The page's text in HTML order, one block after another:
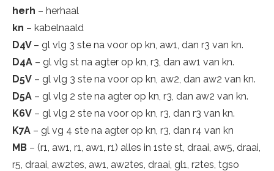
herh – herhaal
kn – kabelnaald
D4V – gl vlg 3 ste na voor op kn, aw1, dan r3 van kn.
D4A – gl vlg st na agter op kn, r3, dan aw1 van kn.
D5V – gl vlg 3 ste na voor op kn, aw2, dan aw2 van kn.
D5A – gl vlg 2 ste na agter op kn, r3, dan aw2 van kn.
K6V – gl vlg 2 ste na voor op kn, r3, dan r3 van kn.
K7A – gl vg 4 ste na agter op kn, r3, dan r4 van kn
MB – (r1, aw1, r1, aw1, r1) alles in 1ste st, draai, aw5, draai,
r5, draai, aw2tes, aw1, aw2tes, draai, gl1, r2tes, tgso